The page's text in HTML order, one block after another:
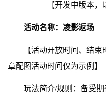
【开发中版本，
活动名称：凌影返场
【活动开放时间、结
章配图活动时间仅为示例】
玩法简介/规则：备受